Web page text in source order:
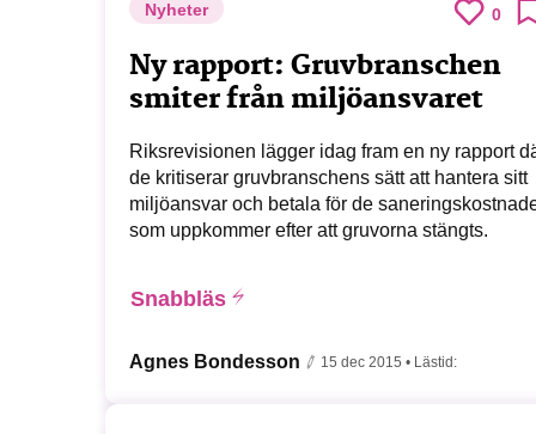
Nyheter 0
Ny rapport: Gruvbranschen
smiter från miljöansvaret
Riksrevisionen lägger idag fram en ny rapport
de kritiserar gruvbranschens sätt att hantera sitt
miljöansvar och betala för de
som uppkommer efter att gruvorna stängts.
Snabbläs
Agnes Bondesson 15 dec 2015 • Lästid: